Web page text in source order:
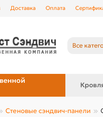
Доставка Оплата
Все
Стеновые сэндвич-панели